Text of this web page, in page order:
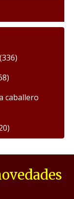
(336)
caballero